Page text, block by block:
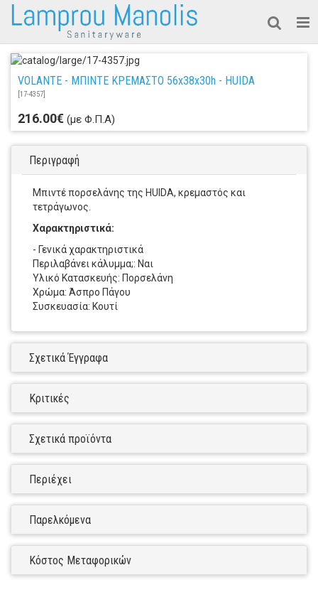
VOLANTE - ΜΠΙΝΤΕ ΚΡΕΜΑΣΤΟ 56x38x30h - HUIDA
[17-4357]
216.00€ (με Φ.Π.Α)
Περιγραφή
Μπιντέ πορσελάνης της HUIDA, κρεμαστός και
τετράγωνος.
Χαρακτηριστικά:
- Γενικά χαρακτηριστικά
Περιλαβάνει κάλυμμα;: Ναι
Υλικό Κατασκευής: Πορσελάνη
Χρώμα: Άσπρο Πάγου
Συσκευασία: Κουτί
Σχετικά Έγγραφα
Κριτικές
Σχετικά προϊόντα
Περιέχει
Παρελκόμενα
Κόστος Μεταφορικών